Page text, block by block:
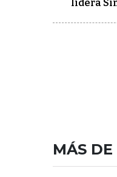
lidera
MÁS